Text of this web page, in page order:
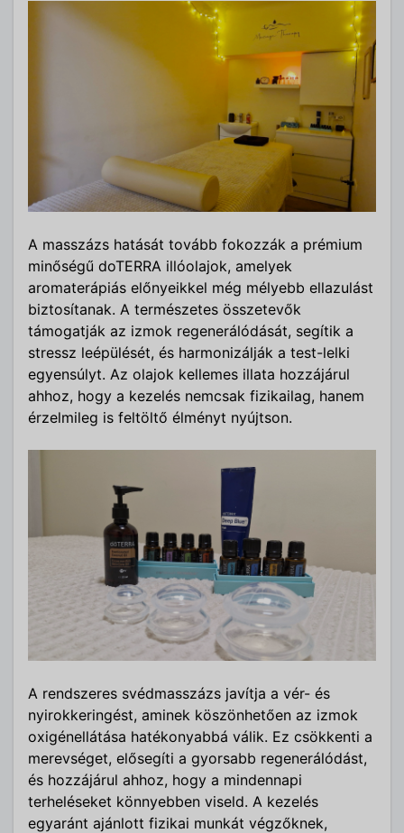
A masszázs hatását tovább fokozzák a prémium
minőségű doTERRA illóolajok, amelyek
aromaterápiás előnyeikkel még mélyebb ellazulást
biztosítanak. A természetes összetevők
támogatják az izmok regenerálódását, segítik a
stressz leépülését, és harmonizálják a test-lelki
egyensúlyt. Az olajok kellemes illata hozzájárul
ahhoz, hogy a kezelés nemcsak fizikailag, hanem
érzelmileg is feltöltő élményt nyújtson.
A rendszeres svédmasszázs javítja a vér- és
nyirokkeringést, aminek köszönhetően az izmok
oxigénellátása hatékonyabbá válik. Ez csökkenti a
merevséget, elősegíti a gyorsabb regenerálódást,
és hozzájárul ahhoz, hogy a mindennapi
terheléseket könnyebben viseld. A kezelés
egyaránt ajánlott fizikai munkát végzőknek,